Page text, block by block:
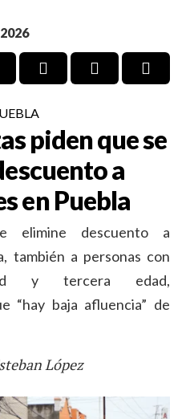
piden que se
a
en Puebla
elimine descuento a
también a personas con
y tercera edad,
“hay baja afluencia” de
López